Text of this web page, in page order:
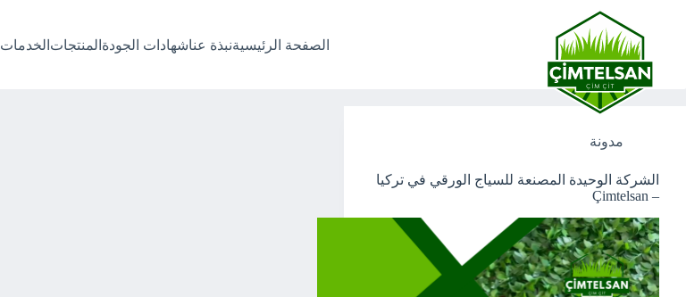
المحتوى
الصفحة الرئيسيةنبذة عناشهادات الجودة المنتجات الخدمات
سياج PVC
مدونة
الشركة الوحيدة المصنعة للسياج الورقي في تركيا
– Çimtelsan